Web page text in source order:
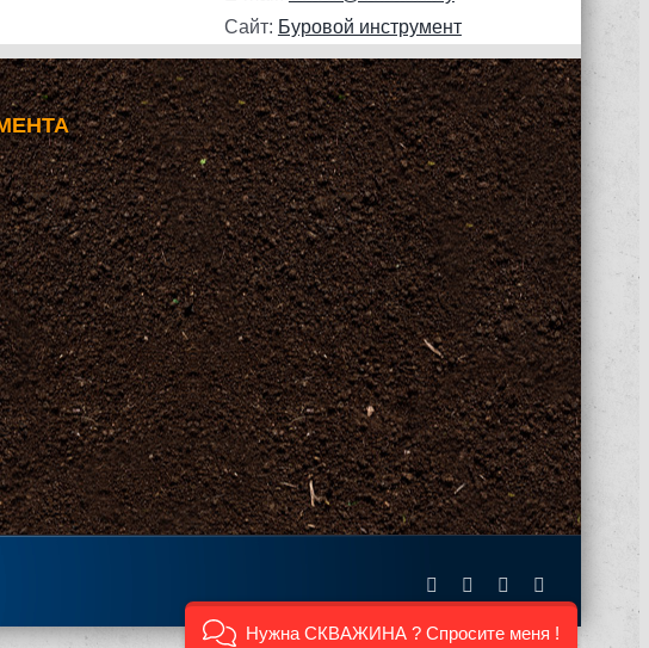
Сайт: Буровой инструмент
Facebook Instagram
Нужна СКВАЖИНА ? Спросите меня !